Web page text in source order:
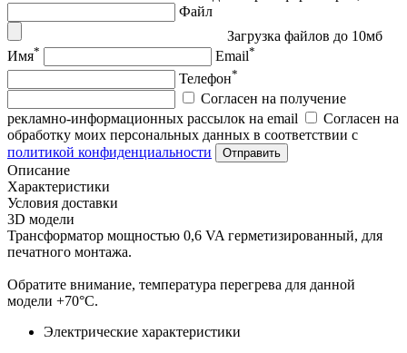
Файл
Загрузка файлов до 10мб
Имя* Email*
Телефон*
Согласен на получение
рекламно-информационных рассылок на email
Согласен на
обработку моих персональных данных в соответствии с
политикой конфиденциальности
Отправить
Описание
Характеристики
Условия доставки
3D модели
Трансформатор мощностью 0,6 VA герметизированный, для
печатного монтажа.
Обратите внимание, температура перегрева для данной
модели +70°С.
Электрические характеристики